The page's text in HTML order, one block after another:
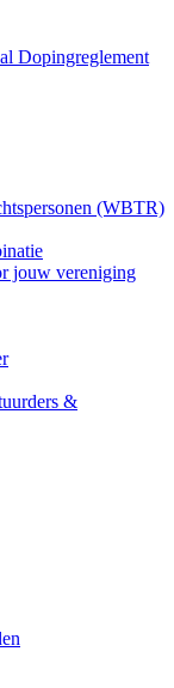
Dopingreglement
(WBTR)
jouw vereniging
&